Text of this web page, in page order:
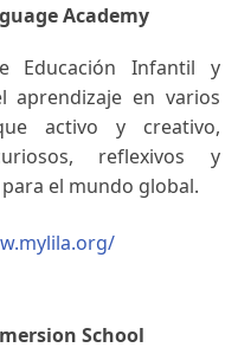
Academy
Educación Infantil y
aprendizaje en varios
activo y creativo,
reflexivos y
el mundo global.
School